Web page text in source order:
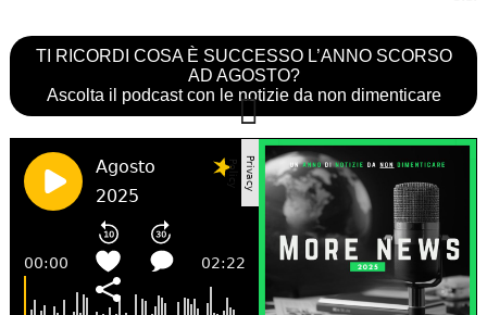
TI RICORDI COSA È SUCCESSO L’ANNO SCORSO
AD AGOSTO?
Ascolta il podcast con le notizie da non dimenticare